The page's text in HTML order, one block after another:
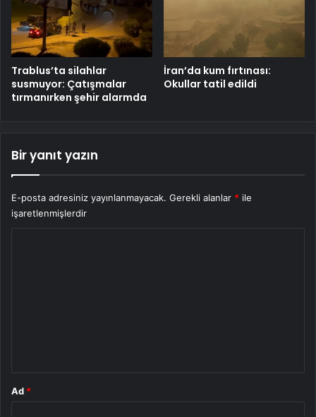
Trablus’ta silahlar
susmuyor: Çatışmalar
tırmanırken şehir alarmda
İran’da kum fırtınası:
Okullar tatil edildi
Bir yanıt yazın
E-posta adresiniz yayınlanmayacak. Gerekli alanlar * ile
işaretlenmişlerdir
Ad *